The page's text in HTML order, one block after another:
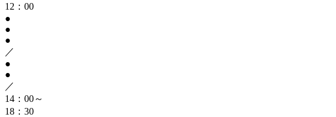
12：00
●
●
●
／
●
●
／
14：00～
18：30